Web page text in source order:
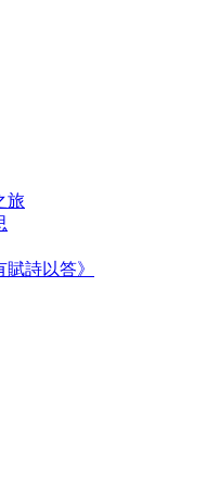
旅
詩以答》